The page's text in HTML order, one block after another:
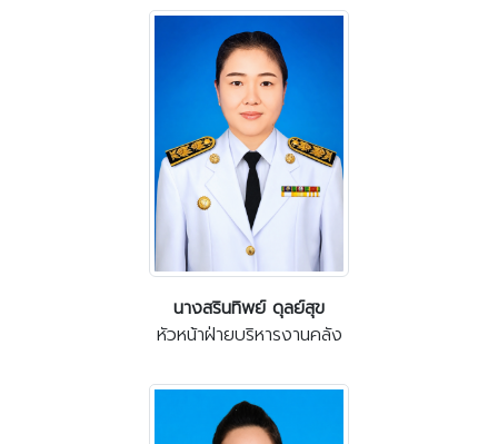
นางสรินทิพย์ ดุลย์สุข
หัวหน้าฝ่ายบริหารงานคลัง